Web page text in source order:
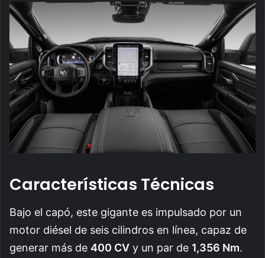
Características Técnicas
Bajo el capó, este gigante es impulsado por un
motor diésel de seis cilindros en línea, capaz de
generar más de 400 CV y un par de 1,356 Nm.